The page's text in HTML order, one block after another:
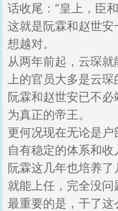
话收尾：“皇上，臣
这就是阮霖和赵世
想越对。
从两年前起，云琛
上的官员大多是云琛
阮霖和赵世安已不
为真正的帝王。
更何况现在无论是
自有稳定的体系和收
阮霖这几年也培养
就能上任，完全没问
最重要的是，干了